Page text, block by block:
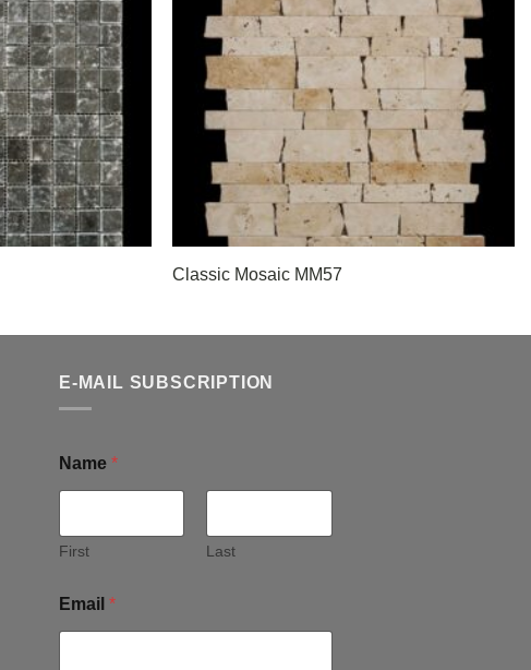
Classic Mosaic MM57
E-MAIL SUBSCRIPTION
Name *
First Last
Email *